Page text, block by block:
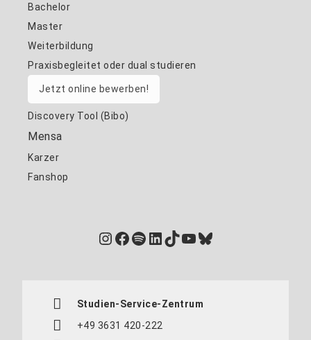
Bachelor
Master
Weiterbildung
Praxisbegleitet oder dual studieren
Jetzt online bewerben!
Discovery Tool (Bibo)
Mensa
Karzer
Fanshop
Instagram
Facebook
Spotify
LinkedIn
TikTok
YouTube
Bluesky
Studien-Service-Zentrum
+49 3631 420-222